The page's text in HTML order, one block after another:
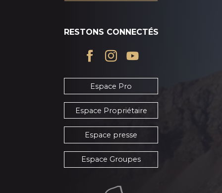
RESTONS CONNECTÉS
Espace Pro
Espace Propriétaire
Espace presse
Espace Groupes